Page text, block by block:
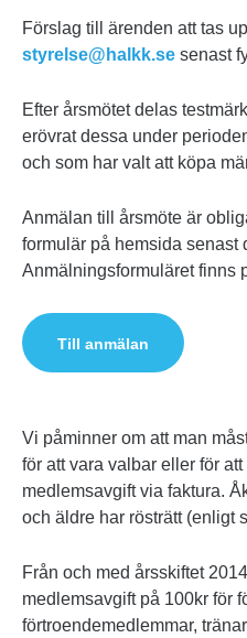
Förslag till ärenden att tas
styrelse@halkk.se senast
Efter årsmötet delas
erövrat dessa under
och som har valt att köpa
Anmälan till årsmöte är
formulär på hemsida senast
Anmälningsformuläret finns
Till anmälan
Vi påminner om att man
för att vara valbar eller för
medlemsavgift via faktura.
och äldre har rösträtt (enligt
Från och med årsskiftet
medlemsavgift på 100kr för
förtroendemedlemmar,